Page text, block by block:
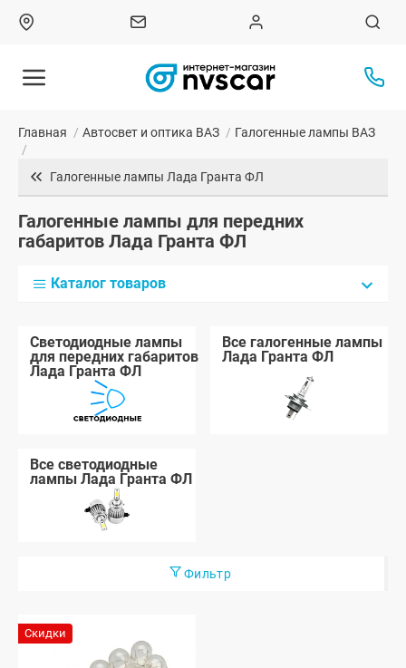
Главная / Автосвет и оптика ВАЗ / Галогенные лампы ВАЗ
/
Галогенные лампы Лада Гранта ФЛ
Галогенные лампы для передних
габаритов Лада Гранта ФЛ
Каталог товаров
Светодиодные лампы
для передних габаритов
Лада Гранта ФЛ
Все галогенные лампы
Лада Гранта ФЛ
Все светодиодные
лампы Лада Гранта ФЛ
Фильтр
Скидки